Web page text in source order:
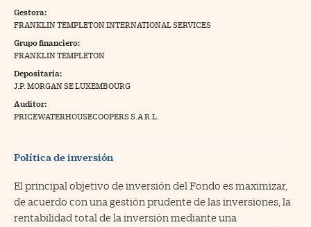
Pyme
a Cinco Días
Gestora:
FRANKLIN TEMPLETON INTERNATIONAL SERVICES
Grupo financiero:
FRANKLIN TEMPLETON
Depositaria:
J.P. MORGAN SE LUXEMBOURG
Auditor:
PRICEWATERHOUSECOOPERS S.A R.L.
Política de inversión
El principal objetivo de inversión del Fondo es maximizar,
de acuerdo con una gestión prudente de las inversiones, la
rentabilidad total de la inversión mediante una